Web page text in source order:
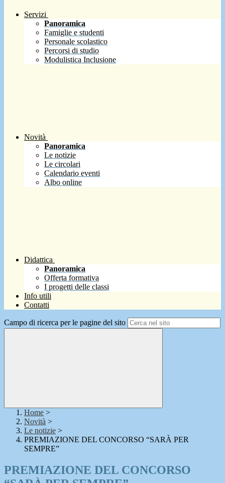
Servizi
Panoramica
Famiglie e studenti
Personale scolastico
Percorsi di studio
Modulistica Inclusione
Novità
Panoramica
Le notizie
Le circolari
Calendario eventi
Albo online
Didattica
Panoramica
Offerta formativa
I progetti delle classi
Info utili
Contatti
Campo di ricerca per le pagine del sito
Home >
Novità >
Le notizie >
PREMIAZIONE DEL CONCORSO “SARÀ PER
SEMPRE”
PREMIAZIONE DEL CONCORSO